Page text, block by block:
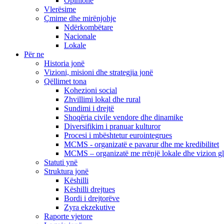
Vlerësime
Çmime dhe mirënjohje
Ndërkombëtare
Nacionale
Lokale
Për ne
Historia jonë
Vizioni, misioni dhe strategjia jonë
Qëllimet tona
Kohezioni social
Zhvillimi lokal dhe rural
Sundimi i drejtë
Shoqëria civile vendore dhe dinamike
Diversifikim i pranuar kulturor
Procesi i mbështetur eurointegrues
MCMS - organizatë e pavarur dhe me kredibilitet
MCMS – organizatë me rrënjë lokale dhe vizion
Statuti ynë
Struktura jonë
Këshilli
Këshilli drejtues
Bordi i drejtorëve
Zyra ekzekutive
Raporte vjetore